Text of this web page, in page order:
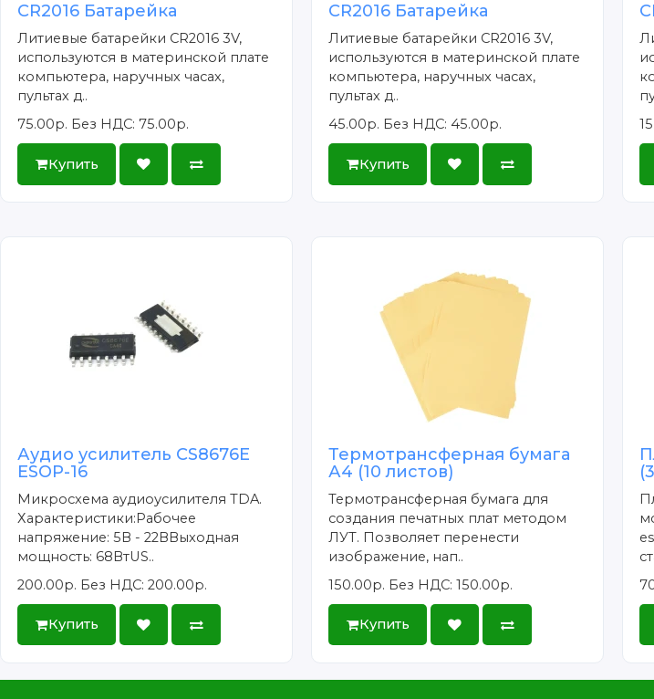
CR2016 Батарейка
Литиевые батарейки CR2016 3V,
используются в материнской плате
компьютера, наручных часах,
пультах д..
75.00р. Без НДС: 75.00р.
Купить
CR2016 Батарейка
Литиевые батарейки CR2016 3V,
используются в материнской плате
компьютера, наручных часах,
пультах д..
45.00р. Без НДС: 45.00р.
Купить
Аудио усилитель CS8676E
ESOP-16
Микросхема аудиоусилителя TDA.
Характеристики:Рабочее
напряжение: 5В - 22ВВыходная
мощность: 68ВтUS..
200.00р. Без НДС: 200.00р.
Купить
Термотрансферная бумага
А4 (10 листов)
Термотрансферная бумага для
создания печатных плат методом
ЛУТ. Позволяет перенести
изображение, нап..
150.00р. Без НДС: 150.00р.
Купить